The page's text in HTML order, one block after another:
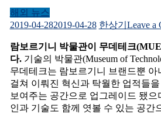
해외 뉴스
2019-04-282019-04-28 한상기 Leave a
람보르기니 박물관이 무데테크
다. 기술의 박물관(Museum of
무데테크는 람보르기니 브랜드뿐 아
걸쳐 이뤄진 혁신과 탁월한 업적들
보여주는 공간으로 업그레이드 됐
인과 기술도 함께 엿볼 수 있는 공간